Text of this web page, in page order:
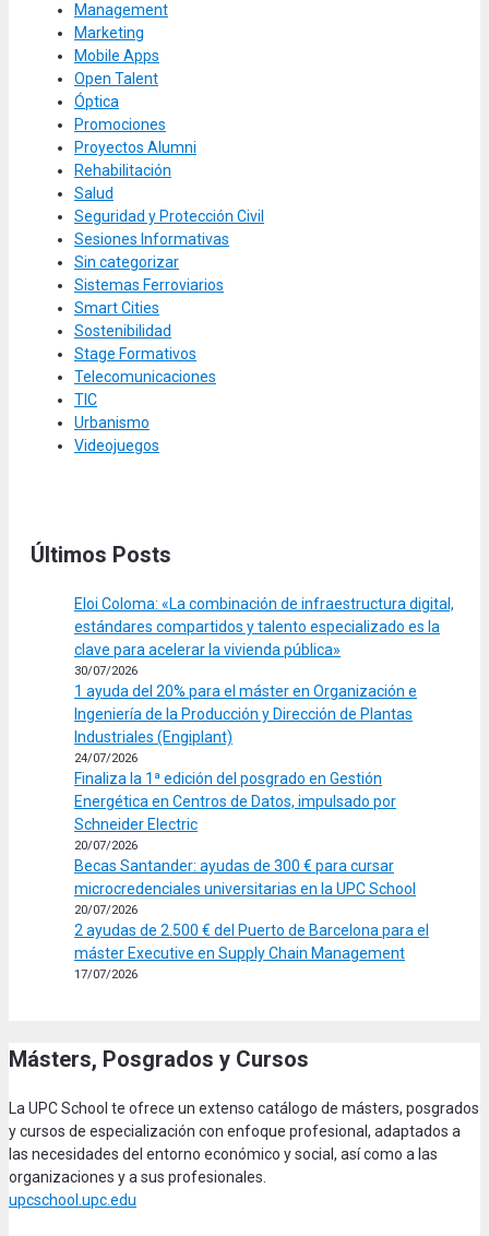
Management
Marketing
Mobile Apps
Open Talent
Óptica
Promociones
Proyectos Alumni
Rehabilitación
Salud
Seguridad y Protección Civil
Sesiones Informativas
Sin categorizar
Sistemas Ferroviarios
Smart Cities
Sostenibilidad
Stage Formativos
Telecomunicaciones
TIC
Urbanismo
Videojuegos
Últimos Posts
Eloi Coloma: «La combinación de infraestructura digital,
estándares compartidos y talento especializado es la
clave para acelerar la vivienda pública»
30/07/2026
1 ayuda del 20% para el máster en Organización e
Ingeniería de la Producción y Dirección de Plantas
Industriales (Engiplant)
24/07/2026
Finaliza la 1ª edición del posgrado en Gestión
Energética en Centros de Datos, impulsado por
Schneider Electric
20/07/2026
Becas Santander: ayudas de 300 € para cursar
microcredenciales universitarias en la UPC School
20/07/2026
2 ayudas de 2.500 € del Puerto de Barcelona para el
máster Executive en Supply Chain Management
17/07/2026
Másters, Posgrados y Cursos
La UPC School te ofrece un extenso catálogo de másters, posgrados
y cursos de especialización con enfoque profesional, adaptados a
las necesidades del entorno económico y social, así como a las
organizaciones y a sus profesionales.
upcschool.upc.edu